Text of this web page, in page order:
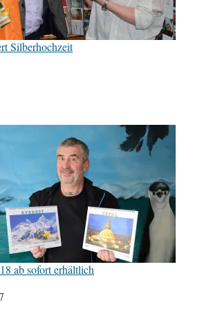
Silberhochzeit
ab sofort erhältlich